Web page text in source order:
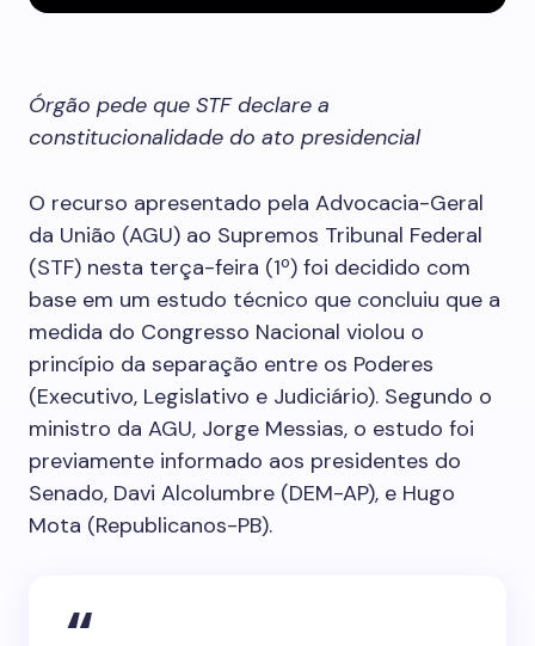
Órgão pede que STF declare a
constitucionalidade do ato presidencial
O recurso apresentado pela Advocacia-Geral
da União (AGU) ao Supremos Tribunal Federal
(STF) nesta terça-feira (1º) foi decidido com
base em um estudo técnico que concluiu que a
medida do Congresso Nacional violou o
princípio da separação entre os Poderes
(Executivo, Legislativo e Judiciário). Segundo o
ministro da AGU, Jorge Messias, o estudo foi
previamente informado aos presidentes do
Senado, Davi Alcolumbre (DEM-AP), e Hugo
Mota (Republicanos-PB).